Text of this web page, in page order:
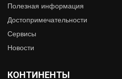
Полезная информация
Достопримечательности
Сервисы
Новости
КОНТИНЕНТЫ